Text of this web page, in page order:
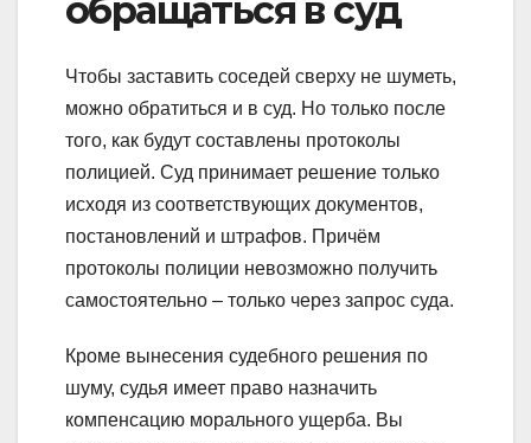
обращаться в суд
Чтобы заставить соседей сверху не шуметь,
можно обратиться и в суд. Но только после
того, как будут составлены протоколы
полицией. Суд принимает решение только
исходя из соответствующих документов,
постановлений и штрафов. Причём
протоколы полиции невозможно получить
самостоятельно – только через запрос суда.
Кроме вынесения судебного решения по
шуму, судья имеет право назначить
компенсацию морального ущерба. Вы